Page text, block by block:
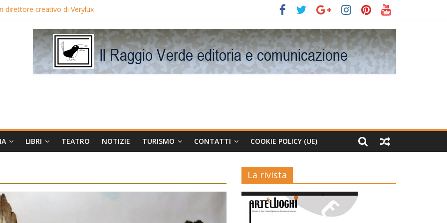
direttore creativo di Verylux
Edwards in proiezione per i LunedìLùmière
la regista Liliana Cavani e Tomas Milian
Avis
LIBRI TEATRO NOTIZIE TURISMO CONTATTI COOKIE POLICY (UE)
La rivista